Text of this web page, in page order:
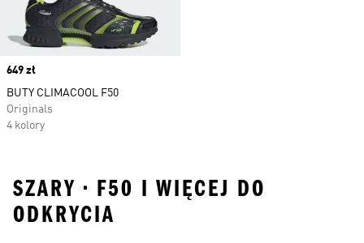
Price
649 zł
BUTY CLIMACOOL F50
Originals
4 kolory
SZARY • F50 I WIĘCEJ DO
ODKRYCIA